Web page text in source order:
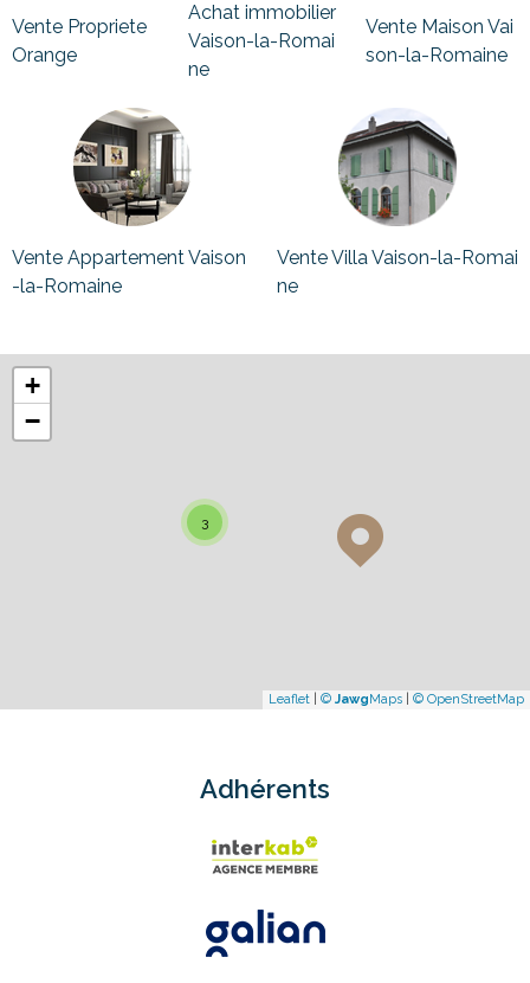
Vente Propriete
Orange
Achat immobilier
Vaison-la-Romai
ne
Vente Maison Vai
son-la-Romaine
Vente Appartement Vaison
-la-Romaine
Vente Villa Vaison-la-Romai
ne
3
+
−
Leaflet © JawgMaps © OpenStreetMap
Adhérents